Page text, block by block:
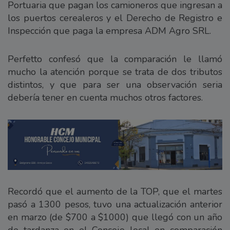
Portuaria que pagan los camioneros que ingresan a
los puertos cerealeros y el Derecho de Registro e
Inspección que paga la empresa ADM Agro SRL.
Perfetto confesó que la comparación le llamó
mucho la atención porque se trata de dos tributos
distintos, y que para ser una observación seria
debería tener en cuenta muchos otros factores.
Recordó que el aumento de la TOP, que el martes
pasó a 1300 pesos, tuvo una actualización anterior
en marzo (de $700 a $1000) que llegó con un año